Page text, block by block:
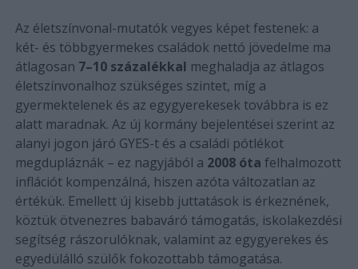
Az életszínvonal-mutatók vegyes képet festenek: a
két- és többgyermekes családok nettó jövedelme ma
átlagosan 7–10 százalékkal meghaladja az átlagos
életszínvonalhoz szükséges szintet, míg a
gyermektelenek és az egygyerekesek továbbra is ez
alatt maradnak. Az új kormány bejelentései szerint az
alanyi jogon járó GYES-t és a családi pótlékot
megdupláznák – ez nagyjából a 2008 óta felhalmozott
inflációt kompenzálná, hiszen azóta változatlan az
értékük. Emellett új kisebb juttatások is érkeznének,
köztük ötvenezres babaváró támogatás, iskolakezdési
segítség rászorulóknak, valamint az egygyerekes és
egyedülálló szülők fokozottabb támogatása.